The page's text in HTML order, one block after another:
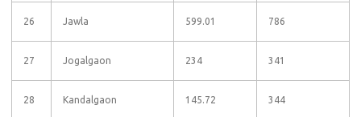
26 Jawla 599.01 786
27 Jogalgaon 234 341
28 Kandalgaon 145.72 344